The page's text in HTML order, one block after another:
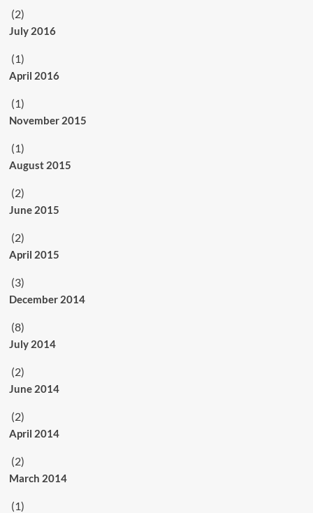
(2)
July 2016
(1)
April 2016
(1)
November 2015
(1)
August 2015
(2)
June 2015
(2)
April 2015
(3)
December 2014
(8)
July 2014
(2)
June 2014
(2)
April 2014
(2)
March 2014
(1)